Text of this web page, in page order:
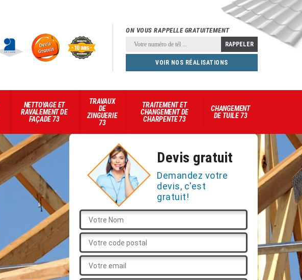
ON VOUS RAPPELLE GRATUITEMENT
VOIR NOS RÉALISATIONS
NETTOYAGE ET
RAVALEMENT DE
FAÇADE 73
TRAVAUX
DE
ZINGUERIE
73
TRAITEMENT ET
CHANGEMENT DE
CHARPENTE 73
CHANGEMENT
DE TUILE 73
Devis gratuit
Demandez votre
devis, c'est
gratuit!